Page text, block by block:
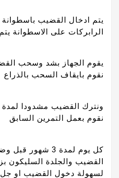
يتم ادخال القضيب
الرابركات على الاسطوانة
يقوم الجهاز بشد وسحب
نقوم بايقاف السحب بالذراع
نقوم بعمل التمرين السابق
كل يوم لمدة 3
القضيب والجلدة السليكون
لسهولة دخول القضيب او